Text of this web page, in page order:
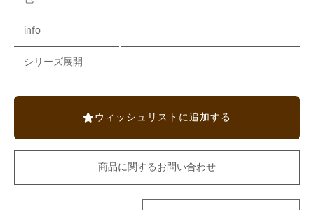
info
シリーズ展開
ウィッシュリストに追加する
商品に関するお問い合わせ